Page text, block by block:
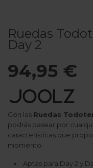
Ruedas
Day 2
94,95 €
Con las Ruedas
podrás pasear por
características que
momento.
Aptas para Day 2 y